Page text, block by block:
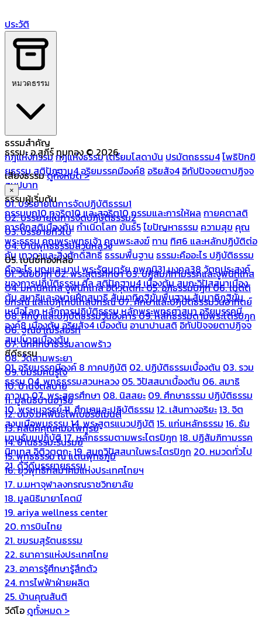
ประวัติ
หมวดธรรม
ธรรมสำคัญ
กฎแห่งกรรมกฎแห่งธรรมเตรียมโสดาบัน ปรมัตถธรรม4โพธิปักขิ
ยธรรมสติปัฏฐาน4อริยมรรคมีองค์8 อริยสัจ4 อิทัปปัจจยตาปฏิจจ
สมุปบาท
ธรรมผู้เริ่มต้น
กรรมบถ10 ทุจริต10 และสุจริต10กรรมและการให้ผล กายคตาสติ
การฝึกสติเบื้องต้นกำเนิดโลกขันธ์5ไขปัญหาธรรม ความสุข คุณ
พระธรรมคุณพระพุทธเจ้าคุณพระสงฆ์ ทาน ทิศ6 และหลักปฏิบัติต่อ
กันเทวดาและสิ่งศักดิ์สิทธิ์ธรรมพื้นฐาน ธรรมะคืออะไร ปฏิบัติธรรม
คืออะไรบุญและบาปพระรัตนตรัยภพภูมิ31 มงคล38 วัตถุประสงค์
ของการปฏิบัติธรรมศีลสติปัฏฐาน4 เบื้องต้นสมถะวิปัสสนาเบื้อง
ต้นสมาธิและอุบายฝึกสมาธิสัมมาทิฏฐิขั้นพื้นฐานสัมมาทิฏฐิขั้น
เหนือโลกหลักการปฏิบัติธรรมหลักพระพุทธศาสนาอริยมรรคมี
องค์8 เบื้องต้นอริยสัจ4 เบื้องต้นอานาปานสติอิทัปปัจจยตาปฏิจจ
สมุปบาทเบื้องต้น
ซีดีธรรม
01. อริยมรรคมีองค์ 8 ภาคปฏิบัติ 02. ปฏิบัติธรรมเบื้องต้น 03. รวม
ธรรม04. พุทธธรรมสวนหลวง 05. วิปัสสนาเบื้องต้น 06. สมาธิ
ภาวนา07. พระสูตรศึกษา 08. นิสสยะ 09. ศึกษาธรรม ปฏิบัติธรรม
10. พรหมจรรย์11. ศึกษาและปฏิบัติธรรม 12. เส้นทางอริยะ13. จิต
สงบเมื่อพบธรรม14. พระสูตรแนวปฏิบัติ 15. แก่นหลักธรรม 16. ธัม
มานุธัมมปฏิบัติ17. หลักธรรมตามพระไตรปิฎก 18. ปฏิสัมภิทามรรค
นิทเทส อิติวุตตกะ19. สมถวิปัสสนาในพระไตรปิฎก 20. หมวดทั่วไป
21. ดีวีดีบรรยายธรรม
ธรรมะ อ.สุภีร์ ทุมทอง © 2026
เสียงธรรมดูทั้งหมด >
×
01. บรรยายในการจัดปฏิบัติธรรม1
02. บรรยายในการจัดปฏิบัติธรรม2
03. บรรยายทั่วไป
04. บ้านพุทธธรรมสวนหลวง
05. เบนซ์ทองหล่อ
01. วินัยปิฎก02. พระสูตรศึกษา03. ปฏิสัมภิทามรรคและจูฬนิทเทส
04. มหานิทเทส จูฬนิทเทส อิติวุตตกะ05. อภิธรรมปิฎก06. เนตติ
ปกรณ์ และเปฏโกปเทสปกรณ์07. ศึกษาและปฏิบัติธรรมวันอาทิตย์
08. ศึกษาและปฏิบัติธรรมวันอังคาร09. หลักธรรมตามพระไตรปิฎก
06. ฐณิชาฌ์รีสอร์ท
07. นักศึกษาธรรมลาดพร้าว
08. วัดสามพระยา
09. ชมรมคนรู้ใจ
10. บ้านจิตสบาย
11. มูลนิธิบ้านอารีย์
12. บมจ.มหพันธ์ไฟเบอร์ซีเมนต์
13. คลีนิคคุณหมอไพทูรย์
14. บ้านธรรมะรื่นรมย์
15. พุทธธรรม ณ แดนพุทธภูมิ
16. ยุวพุทธิกสมาคมแห่งประเทศไทยฯ
17. ม.มหาจุฬาลงกรณราชวิทยาลัย
18. มูลนิธิมายาโคตมี
19. ariya wellness center
20. การบินไทย
21. ชมรมสุรัตนธรรม
22. ธนาคารแห่งประเทศไทย
23. อาคารรู้ศึกษารู้สึกตัว
24. การไฟฟ้าฝ่ายผลิต
25. บ้านคุณสันติ
วีดีโอ ดูทั้งหมด >